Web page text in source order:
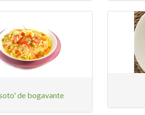
de bogavante